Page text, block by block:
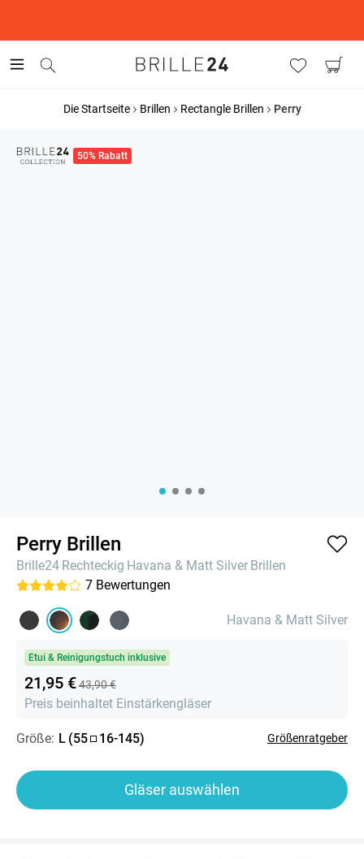
Die Startseite Brillen Rectangle Brillen Perry
50% Rabatt
Perry Brillen
Brille24 Rechteckig Havana & Matt Silver Brillen
7 Bewertungen
Havana & Matt Silver
Etui & Reinigungstuch inklusive
21,95 €43,90 €
Preis beinhaltet Einstärkengläser
Größe: L (55 16-145) Größenratgeber
Gläser auswählen